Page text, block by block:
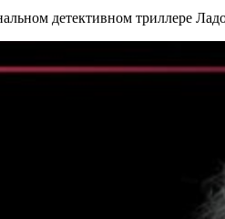
детективном триллере